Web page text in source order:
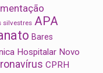
silvestres APA
Bares
Hospitalar Novo
CPRH